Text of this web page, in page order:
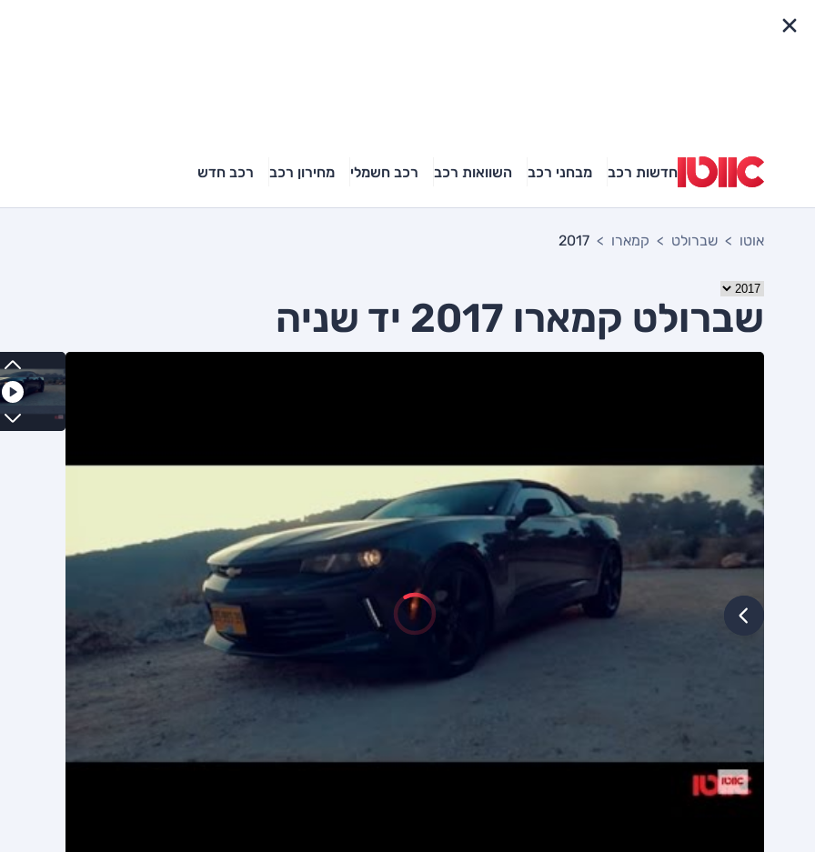
חדשות רכב מבחני רכב השוואות רכב רכב חשמלי מחירון רכב רכב חדש
אוטו שברולט קמארו 2017
שברולט קמארו 2017 יד שניה